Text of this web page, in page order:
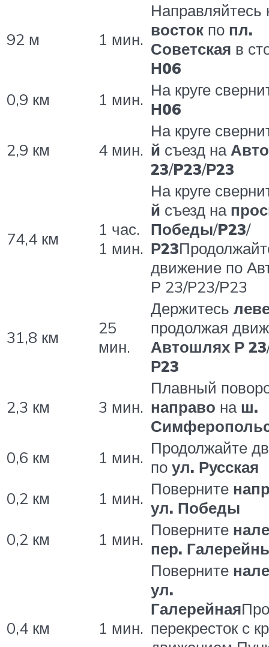
92 м 1 мин. восток по пл.
Советская в
Н06
0,9 км
1 мин. На круге
Н06
2,9 км 4 мин.
На круге
й съезд на
23/P23/Р23
74,4 км
1 час.
1 мин.
На круге
й съезд на
Победы/P23/
Р23
движение по
Р 23/P23/Р23
31,8 км
25
мин.
Держитесь
продолжая
Автошлях Р 23
Р23
2,3 км 3 мин.
Плавный
направо на ш.
0,6 км
1 мин. Продолжайте
по ул. Русская
0,2 км
1 мин. Поверните
ул. Победы
0,2 км
1 мин. Поверните
пер.
0,4 км 1 мин.
Поверните
ул.
Галерейная
перекресток с